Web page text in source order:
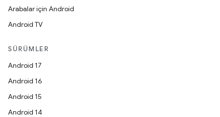
Arabalar için Android
Android TV
SÜRÜMLER
Android 17
Android 16
Android 15
Android 14